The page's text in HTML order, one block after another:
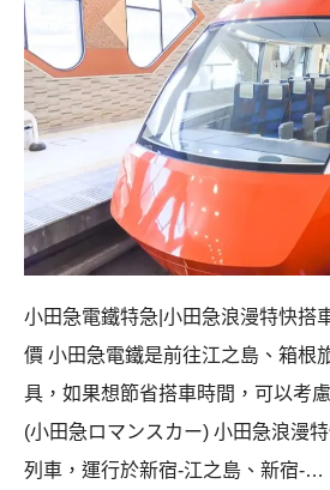
小田急電鐵特急|小田急浪漫特快搭
價 小田急電鐵是前往江之島、箱根
具，如果想節省搭車時間，可以考
(小田急ロマンスカー) 小田急浪漫
列車，運行於新宿-江之島、新宿-…